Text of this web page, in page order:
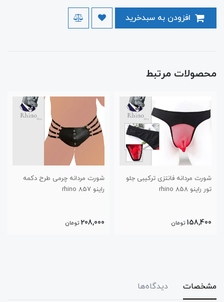
محصولات مرتبط
شورت مردانه فانتزی ترکیبی جلو
تور راینو 858 rhino
158,400 تومان
شورت مردانه چرمی طرح دکمه
راینو 857 rhino
208,000 تومان
مشخصات دیدگاه‌ها